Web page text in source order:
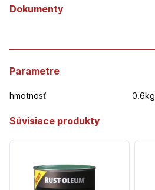
Dokumenty
Parametre
hmotnosť 0.6kg
Súvisiace produkty